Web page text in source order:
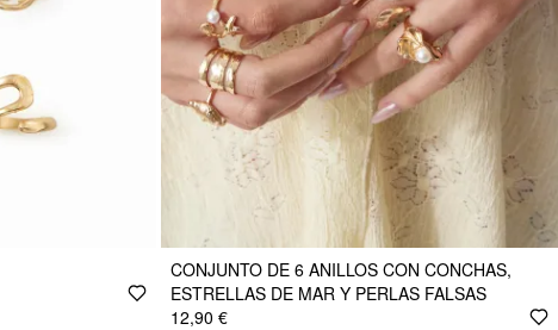
CONJUNTO DE 6 ANILLOS CON CONCHAS,
ESTRELLAS DE MAR Y PERLAS FALSAS
12,90 €